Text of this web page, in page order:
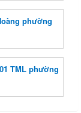
phường
TML phường